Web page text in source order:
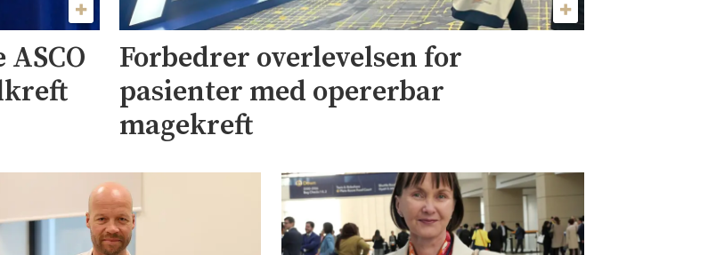
Forbedrer overlevelsen for
pasienter med opererbar
magekreft